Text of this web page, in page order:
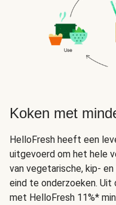
Koken met
HelloFresh heeft een
uitgevoerd om het hele
van vegetarische, kip-
eind te onderzoeken.
met HelloFresh 11%*